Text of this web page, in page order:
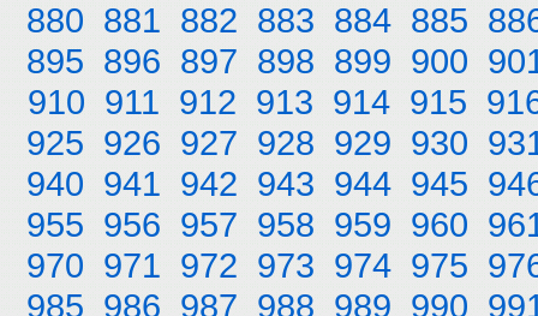
880 881 882 883 884 885
895 896 897 898 899 900
910 911 912 913 914 915
925 926 927 928 929 930
940 941 942 943 944 945
955 956 957 958 959 960
970 971 972 973 974 975
985 986 987 988 989 990